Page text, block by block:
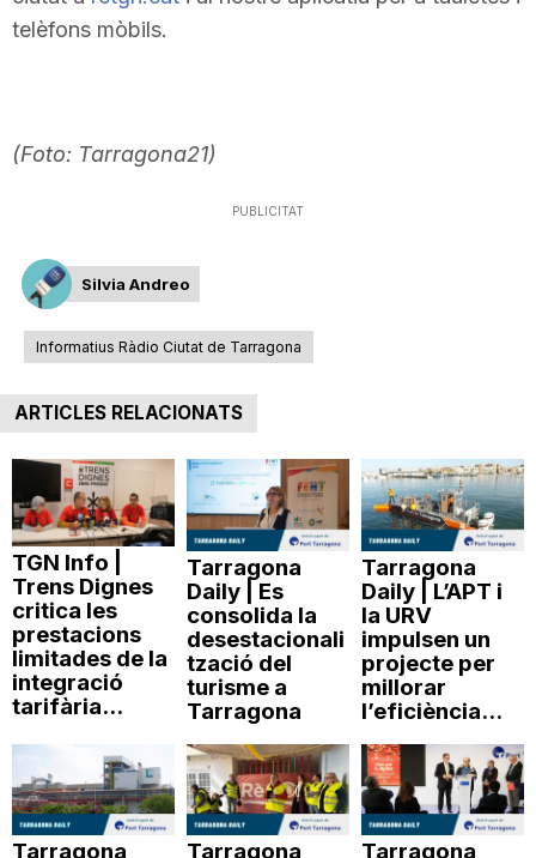
telèfons mòbils.
(Foto: Tarragona21)
PUBLICITAT
Silvia Andreo
Informatius Ràdio Ciutat de Tarragona
ARTICLES RELACIONATS
TGN Info |
Trens Dignes
critica les
prestacions
limitades de la
integració
tarifària...
Tarragona
Daily | Es
consolida la
desestacionali
tzació del
turisme a
Tarragona
Tarragona
Daily | L’APT i
la URV
impulsen un
projecte per
millorar
l’eficiència...
Tarragona
Tarragona
Tarragona